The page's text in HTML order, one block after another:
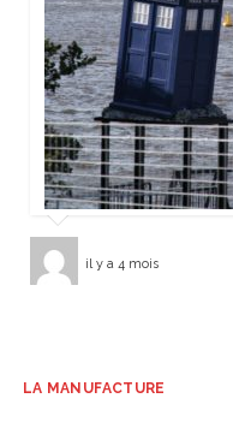
il y a 4 mois
LA MANUFACTURE